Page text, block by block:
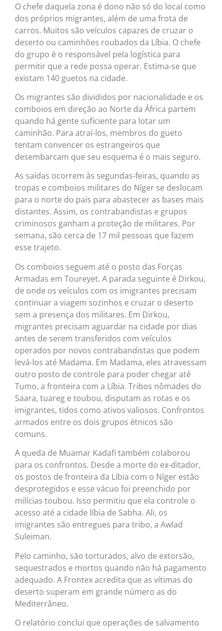
O chefe daquela zona é dono não só do local como
dos próprios migrantes, além de uma frota de
carros. Muitos são veículos capazes de cruzar o
deserto ou caminhões roubados da Líbia. O chefe
do grupo é o responsável pela logística para
permitir que a rede possa operar. Estima-se que
existam 140 guetos na cidade.
Os migrantes são divididos por nacionalidade e os
comboios em direção ao Norte da África partem
quando há gente suficiente para lotar um
caminhão. Para atraí-los, membros do gueto
tentam convencer os estrangeiros que
desembarcam que seu esquema é o mais seguro.
As saídas ocorrem às segundas-feiras, quando as
tropas e comboios militares do Níger se deslocam
para o norte do país para abastecer as bases mais
distantes. Assim, os contrabandistas e grupos
criminosos ganham a proteção de militares. Por
semana, são cerca de 17 mil pessoas que fazem
esse trajeto.
Os comboios seguem até o posto das Forças
Armadas em Toureyet. A parada seguinte é Dirkou,
de onde os veículos com os imigrantes precisam
continuar a viagem sozinhos e cruzar o deserto
sem a presença dos militares. Em Dirkou,
migrantes precisam aguardar na cidade por dias
antes de serem transferidos com veículos
operados por novos contrabandistas que podem
levá-los até Madama. Em Madama, eles atravessam
outro posto de controle para poder chegar até
Tumo, a fronteira com a Líbia. Tribos nômades do
Saara, tuareg e toubou, disputam as rotas e os
imigrantes, tidos como ativos valiosos. Confrontos
armados entre os dois grupos étnicos são
comuns.
A queda de Muamar Kadafi também colaborou
para os confrontos. Desde a morte do ex-ditador,
os postos de fronteira da Líbia com o Níger estão
desprotegidos e esse vácuo foi preenchido por
milícias toubou. Isso permitiu que ela controle o
acesso até a cidade líbia de Sabha. Ali, os
imigrantes são entregues para tribo, a Awlad
Suleiman.
Pelo caminho, são torturados, alvo de extorsão,
sequestrados e mortos quando não há pagamento
adequado. A Frontex acredita que as vítimas do
deserto superam em grande número as do
Mediterrâneo.
O relatório conclui que operações de salvamento